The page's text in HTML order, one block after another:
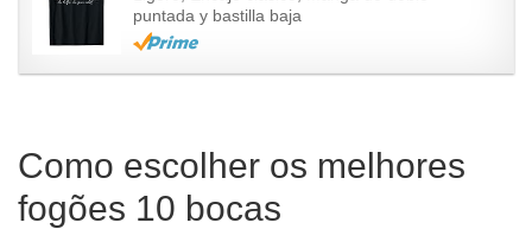
puntada y bastilla baja
Como escolher os melhores
fogões 10 bocas